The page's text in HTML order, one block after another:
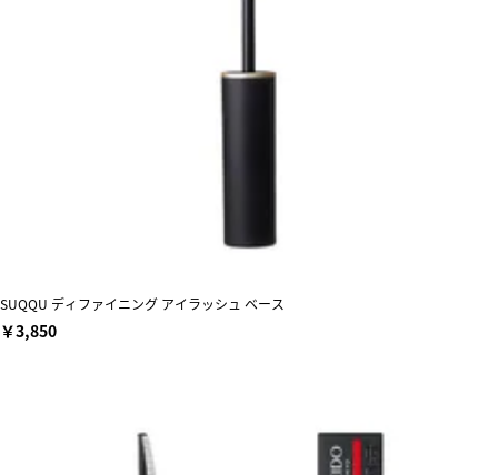
SUQQU ディファイニング アイラッシュ ベース
￥3,850